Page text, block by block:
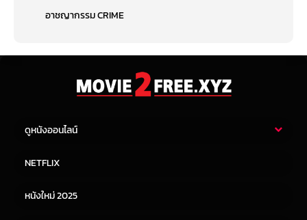
อาชญากรรม CRIME
ดูหนังออนไลน์
หนังจีน
NETFLIX
หนังใหม่ 2025